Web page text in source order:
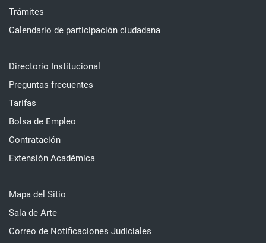
Trámites
Calendario de participación ciudadana
Directorio Institucional
Preguntas frecuentes
Tarifas
Bolsa de Empleo
Contratación
Extensión Académica
Mapa del Sitio
Sala de Arte
Correo de Notificaciones Judiciales